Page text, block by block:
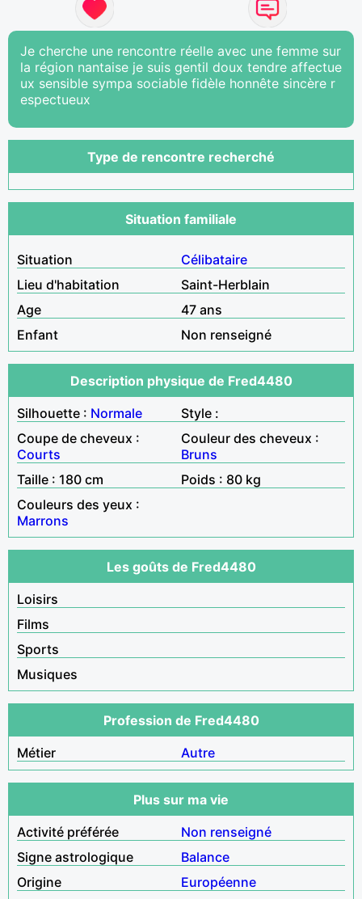
Je cherche une rencontre réelle avec une femme sur
la région nantaise je suis gentil doux tendre affectue
ux sensible sympa sociable fidèle honnête sincère r
espectueux
Type de rencontre recherché
Situation familiale
Situation
Célibataire
Lieu d'habitation
Saint-Herblain
Age
47 ans
Enfant
Non renseigné
Description physique de Fred4480
Silhouette : Normale
Style :
Coupe de cheveux :
Courts
Couleur des cheveux :
Bruns
Taille : 180 cm
Poids : 80 kg
Couleurs des yeux :
Marrons
Les goûts de Fred4480
Loisirs
Films
Sports
Musiques
Profession de Fred4480
Métier
Autre
Plus sur ma vie
Activité préférée
Non renseigné
Signe astrologique
Balance
Origine
Européenne